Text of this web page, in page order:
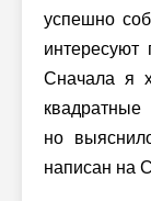
успешно
Сначала я
но
написан на